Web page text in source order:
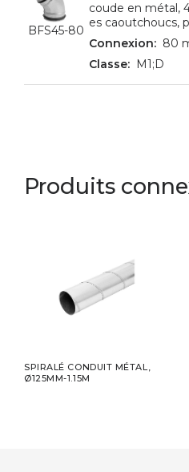
BFS45-80
coude en métal,
es caoutchoucs,
80
M1;D
Produits
SPIRALÉ CONDUIT MÉTAL,
Ø125MM-1.15M